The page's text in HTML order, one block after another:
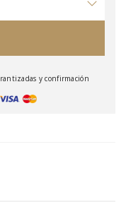
y confirmación